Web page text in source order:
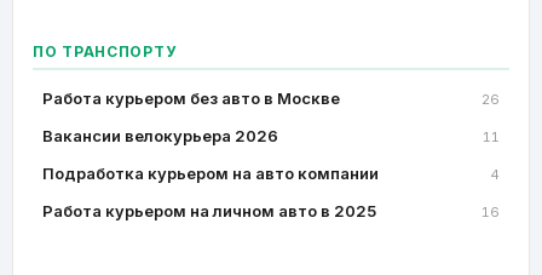
ПО ТРАНСПОРТУ
Работа курьером без авто в Москве 26
Вакансии велокурьера 2026 11
Подработка курьером на авто компании 4
Работа курьером на личном авто в 2025 16